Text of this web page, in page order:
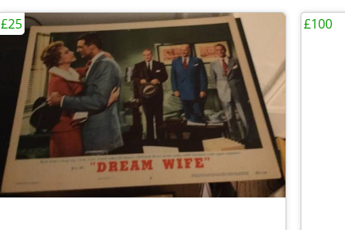
£25 £100